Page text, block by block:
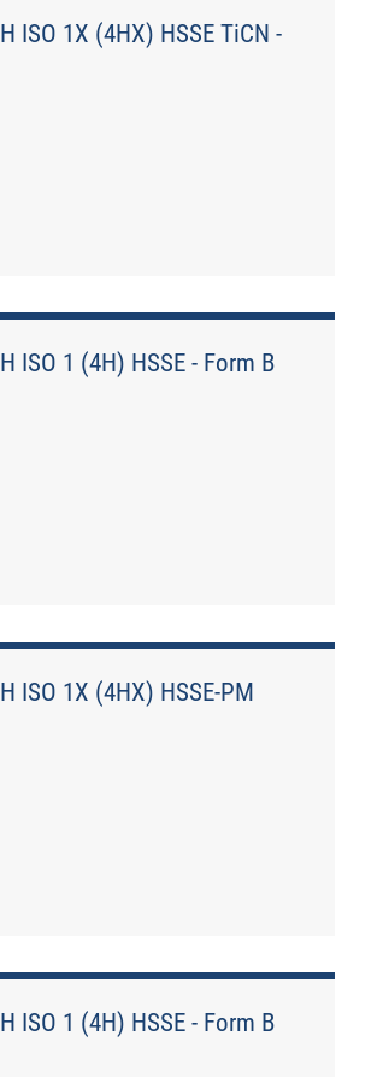
ISO 1X (4HX) HSSE TiCN -
ISO 1 (4H) HSSE - Form B
ISO 1X (4HX) HSSE-PM
ISO 1 (4H) HSSE - Form B